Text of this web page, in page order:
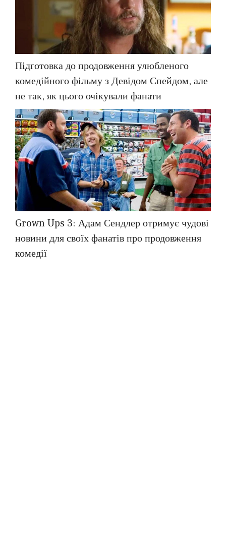
Підготовка до продовження улюбленого
комедійного фільму з Девідом Спейдом, але
не так, як цього очікували фанати
Grown Ups 3: Адам Сендлер отримує чудові
новини для своїх фанатів про продовження
комедії